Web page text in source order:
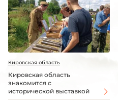
Кировская область
Кировская область
знакомится с
исторической выставкой